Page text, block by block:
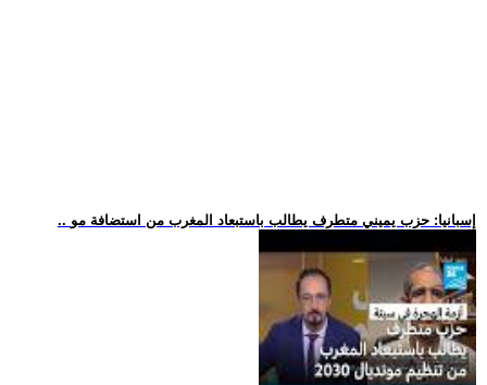
.. إسبانيا: حزب يميني متطرف يطالب باستبعاد المغرب من استضافة مو